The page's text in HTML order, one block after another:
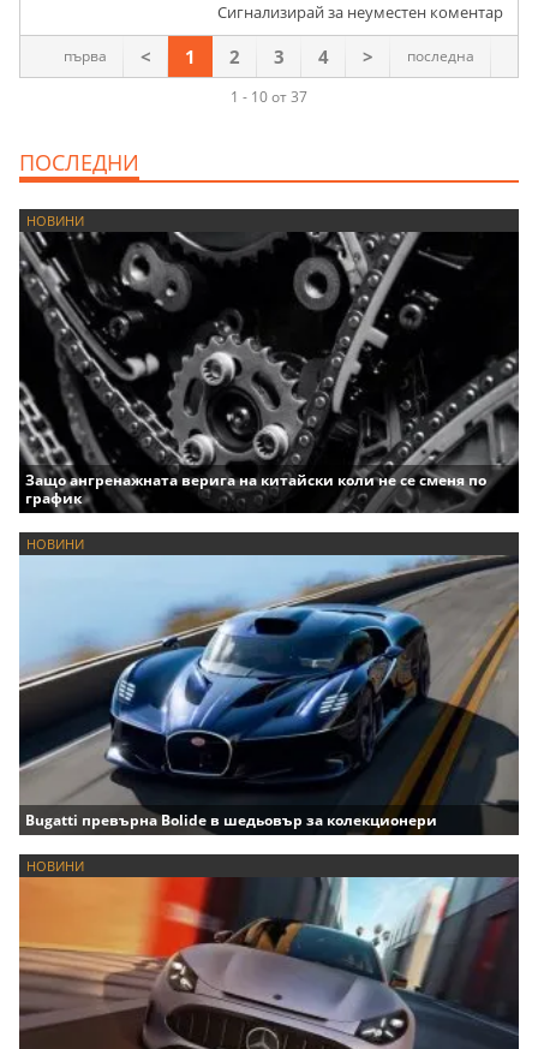
Сигнализирай за неуместен коментар
1 - 10 от 37
първа < 1 2 3 4 > последна
ПОСЛЕДНИ
НОВИНИ
Защо ангренажната верига на китайски коли не се сменя по
график
НОВИНИ
Bugatti превърна Bolide в шедьовър за колекционери
НОВИНИ